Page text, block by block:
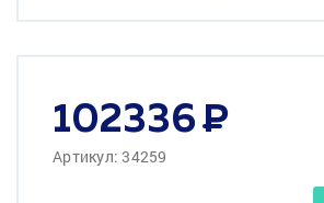
102336
Артикул: 34259